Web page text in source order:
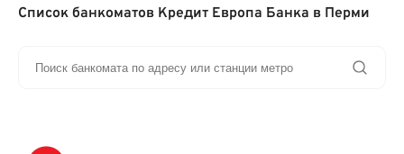
Список банкоматов Кредит Европа Банка в Перми